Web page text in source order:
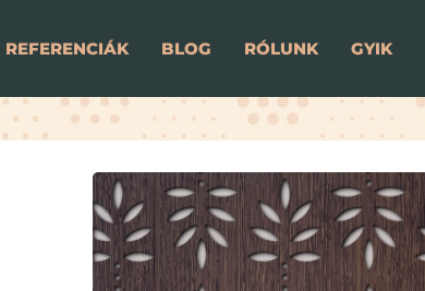
REFERENCIÁK BLOG RÓLUNK GYIK